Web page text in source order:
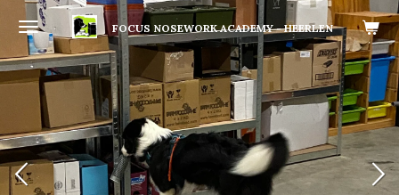
Ga
direct
naar
hoofdinhoud
FOCUS NOSEWORK ACADEMY - HEERLEN